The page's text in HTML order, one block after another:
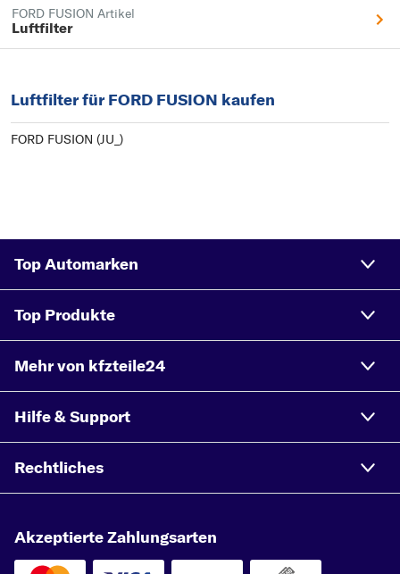
FORD FUSION Artikel
Luftfilter
Luftfilter für FORD FUSION kaufen
FORD FUSION (JU_)
Top Automarken
Top Produkte
Mehr von kfzteile24
Hilfe & Support
Rechtliches
Akzeptierte Zahlungsarten